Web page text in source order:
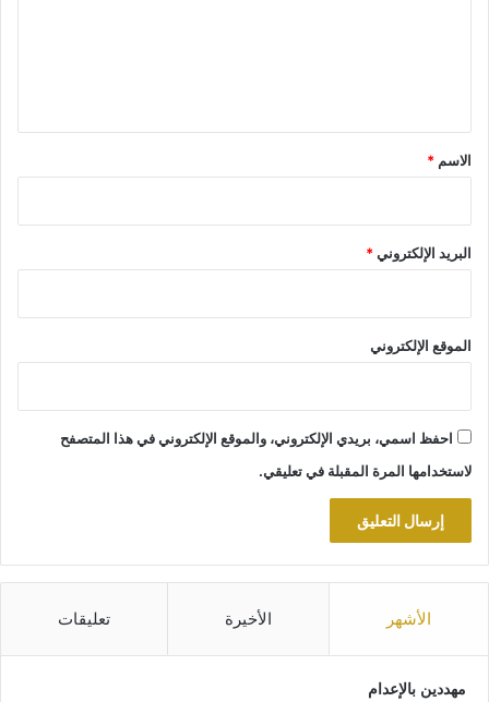
*
الاسم *
البريد الإلكتروني*
الموقع الإلكتروني
احفظ اسمي، بريدي الإلكتروني، والموقع الإلكتروني في هذا المتصفح
لاستخدامها المرة المقبلة في تعليقي.
الأشهر الأخيرة تعليقات
مهددين بالإعدام